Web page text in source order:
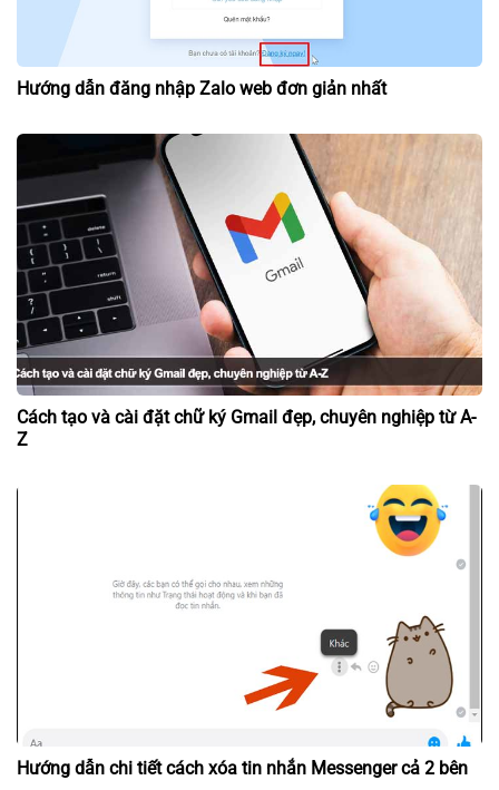
Hướng dẫn đăng nhập Zalo web đơn giản nhất
Cách tạo và cài đặt chữ ký Gmail đẹp, chuyên nghiệp từ A-
Z
Hướng dẫn chi tiết cách xóa tin nhắn Messenger cả 2 bên